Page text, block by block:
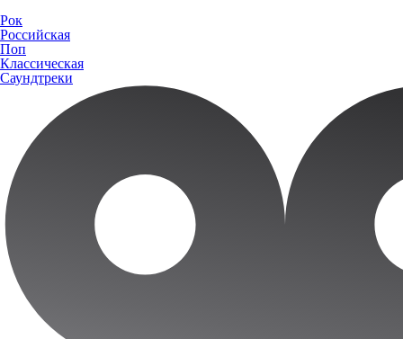
Рок
Российская
Поп
Классическая
Саундтреки